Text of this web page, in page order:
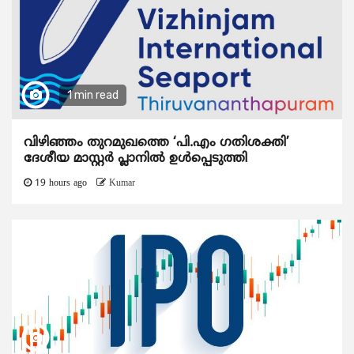
1 min read
വിഴിഞ്ഞം തുറമുഖത്തെ ‘പി.എം ഗതിശക്തി’
ദേശീയ മാസ്റ്റർ പ്ലാനിൽ ഉൾപ്പെടുത്തി
19 hours ago Kumar